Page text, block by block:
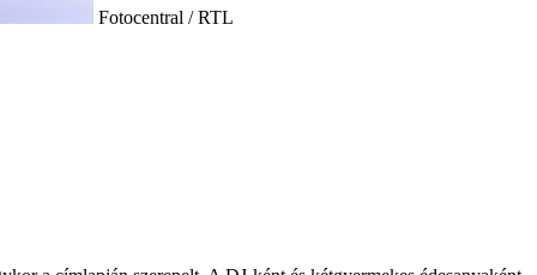
Fotocentral / RTL